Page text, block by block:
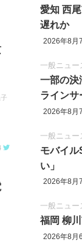
愛知 西
遅れか
2026年8月
一般ニュー
一部の決
ラインサ
2026年8月
一般ニュー
モバイ
い」
2026年8月
一般ニュー
福岡 柳
2026年8月